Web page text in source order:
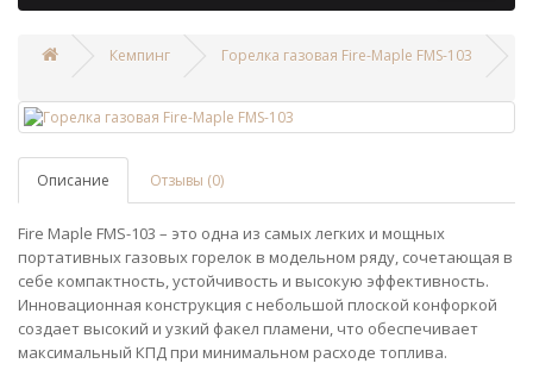
Кемпинг Горелка газовая Fire-Maple FMS-103
Описание Отзывы (0)
Fire Maple FMS-103 – это одна из самых легких и мощных
портативных газовых горелок в модельном ряду, сочетающая в
себе компактность, устойчивость и высокую эффективность.
Инновационная конструкция с небольшой плоской конфоркой
создает высокий и узкий факел пламени, что обеспечивает
максимальный КПД при минимальном расходе топлива.